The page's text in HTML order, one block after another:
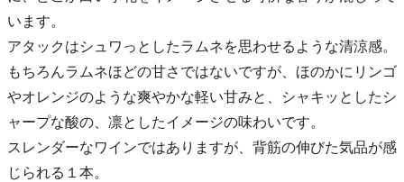
います。
アタックはシュワっとしたラムネを思わせるような清涼感。
もちろんラムネほどの甘さではないですが、ほのかにリンゴ
やオレンジのような爽やかな軽い甘みと、シャキッとしたシ
ャープな酸の、凛としたイメージの味わいです。
スレンダーなワインではありますが、背筋の伸びた気品が感
じられる１本。